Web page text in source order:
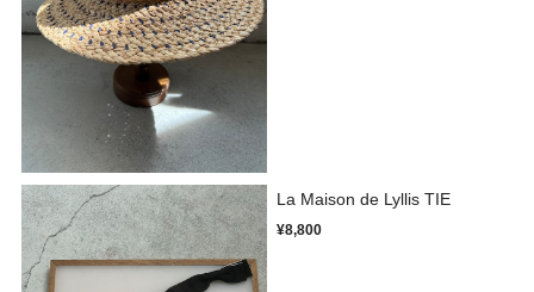
La Maison de Lyllis TIE
¥8,800